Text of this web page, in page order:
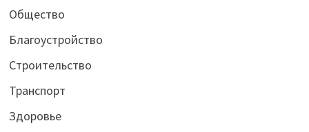
Общество
Благоустройство
Строительство
Транспорт
Здоровье